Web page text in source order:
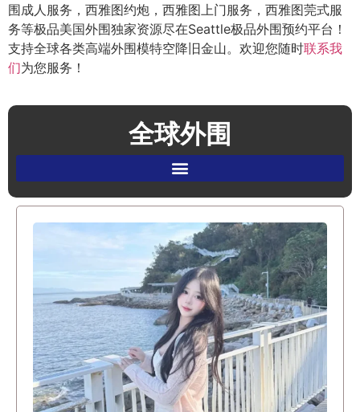
围成人服务，西雅图约炮，西雅图上门服务，西雅图莞式服
务等极品美国外围独家资源尽在Seattle极品外围预约平台！
支持全球各类高端外围模特空降旧金山。欢迎您随时联系我
们为您服务！
全球外围